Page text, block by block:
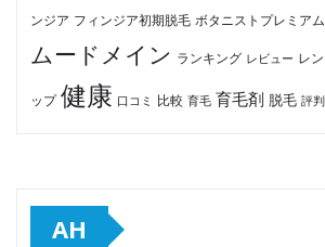
ンジア フィンジア初期脱毛 ボタニストプレミア
ムードメイン ランキング レビュー レ
ップ 健康 口コミ 比較 育毛 育毛剤 脱毛 評判
AH